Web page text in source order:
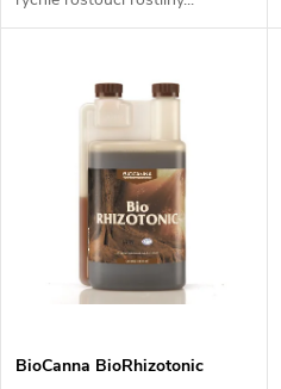
k
BioCanna BioRhizotonic